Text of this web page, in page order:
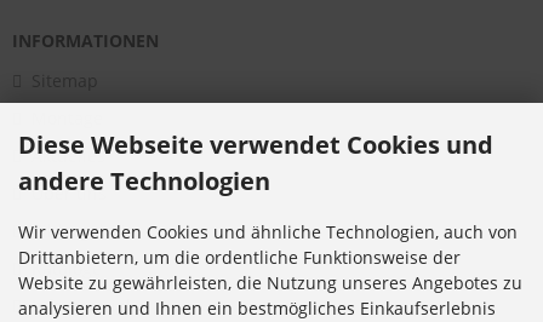
INFORMATIONEN
Sitemap
Aktuelles
Über uns
Bildergalerie
Kataloge
Infomaterial
Diese Webseite verwendet Cookies und
andere Technologien
Wir verwenden Cookies und ähnliche Technologien, auch von
Drittanbietern, um die ordentliche Funktionsweise der
Website zu gewährleisten, die Nutzung unseres Angebotes zu
analysieren und Ihnen ein bestmögliches Einkaufserlebnis